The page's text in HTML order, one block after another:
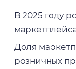
В 2025 году
Доля
розничных